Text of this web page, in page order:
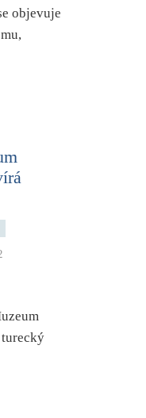
objevuje